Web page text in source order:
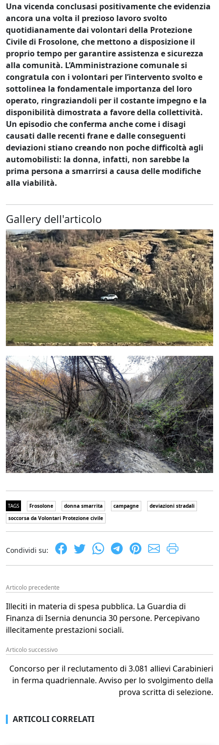
Una vicenda conclusasi positivamente che evidenzia
ancora una volta il prezioso lavoro svolto
quotidianamente dai volontari della Protezione
Civile di Frosolone, che mettono a disposizione il
proprio tempo per garantire assistenza e sicurezza
alla comunità. L’Amministrazione comunale si
congratula con i volontari per l’intervento svolto e
sottolinea la fondamentale importanza del loro
operato, ringraziandoli per il costante impegno e la
disponibilità dimostrata a favore della collettività.
Un episodio che conferma anche come i disagi
causati dalle recenti frane e dalle conseguenti
deviazioni stiano creando non poche difficoltà agli
automobilisti: la donna, infatti, non sarebbe la
prima persona a smarrirsi a causa delle modifiche
alla viabilità.
Gallery dell'articolo
TAGS Frosolone donna smarrita campagne
deviazioni stradali
soccorsa da Volontari Protezione civile
Condividi su:
Articolo precedente
Illeciti in materia di spesa pubblica. La Guardia di
Finanza di Isernia denuncia 30 persone. Percepivano
illecitamente prestazioni sociali.
Articolo successivo
Concorso per il reclutamento di 3.081 allievi Carabinieri
in ferma quadriennale. Avviso per lo svolgimento della
prova scritta di selezione.
ARTICOLI CORRELATI